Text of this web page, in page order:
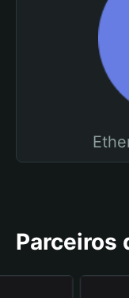
Parceiros